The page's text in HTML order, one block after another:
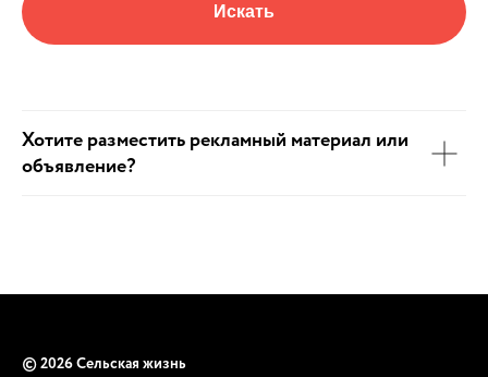
Искать
Хотите разместить рекламный материал или
объявление?
© 2026 Сельская жизнь